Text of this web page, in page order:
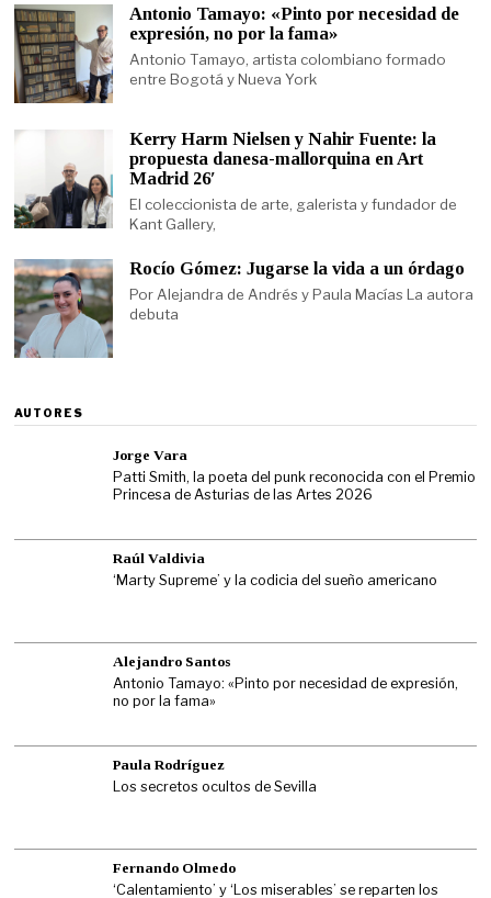
Antonio Tamayo: «Pinto por necesidad de
expresión, no por la fama»
Antonio Tamayo, artista colombiano formado
entre Bogotá y Nueva York
Kerry Harm Nielsen y Nahir Fuente: la
propuesta danesa-mallorquina en Art
Madrid 26′
El coleccionista de arte, galerista y fundador de
Kant Gallery,
Rocío Gómez: Jugarse la vida a un órdago
Por Alejandra de Andrés y Paula Macías La autora
debuta
AUTORES
Jorge Vara
Patti Smith, la poeta del punk reconocida con el Premio
Princesa de Asturias de las Artes 2026
Raúl Valdivia
‘Marty Supreme’ y la codicia del sueño americano
Alejandro Santos
Antonio Tamayo: «Pinto por necesidad de expresión,
no por la fama»
Paula Rodríguez
Los secretos ocultos de Sevilla
Fernando Olmedo
‘Calentamiento’ y ‘Los miserables’ se reparten los